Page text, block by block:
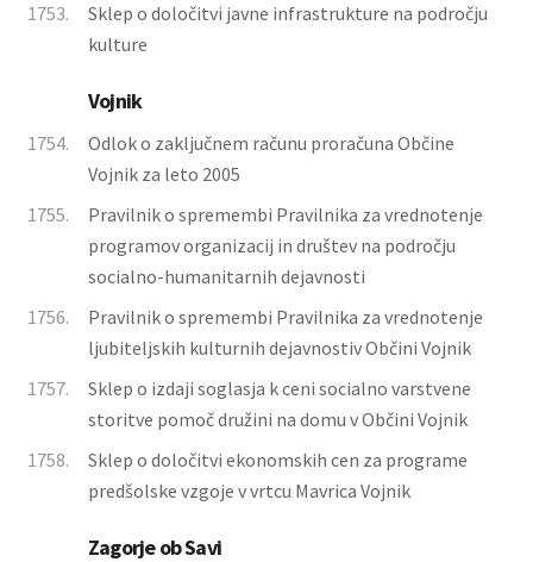
1753.
Sklep o določitvi javne infrastrukture na področju
kulture
Vojnik
1754.
Odlok o zaključnem računu proračuna Občine
Vojnik za leto 2005
1755.
Pravilnik o spremembi Pravilnika za vrednotenje
programov organizacij in društev na področju
socialno-humanitarnih dejavnosti
1756.
Pravilnik o spremembi Pravilnika za vrednotenje
ljubiteljskih kulturnih dejavnostiv Občini Vojnik
1757.
Sklep o izdaji soglasja k ceni socialno varstvene
storitve pomoč družini na domu v Občini Vojnik
1758.
Sklep o določitvi ekonomskih cen za programe
predšolske vzgoje v vrtcu Mavrica Vojnik
Zagorje ob Savi